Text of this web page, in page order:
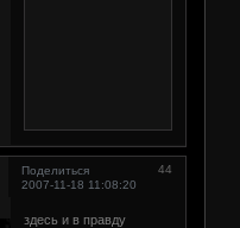
Поделиться
44
2007-11-18 11:08:20
здесь и в правду